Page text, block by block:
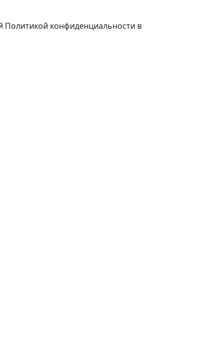
Политикой конфиденциальности в